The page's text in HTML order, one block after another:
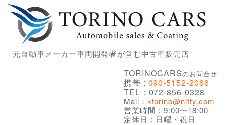
元自動車メーカー車両開発者が営む中古車販売店
TORINOCARSのお問合せ
携帯 : 090-5152-2066
TEL：072-856-0328
Mail： ktorino@nifty.com
営業時間：9:00〜18:00
定休日：日曜・祝日